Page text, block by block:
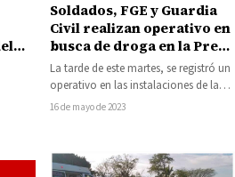
en
Soldados, FGE y Guardia
Civil realizan operativo en
busca de droga en la Prepa
2 de la UMSNH en Morelia
La tarde de este martes, se registró un
operativo en las instalaciones de la
preparatoria número 2 “Ingeniero…
16 de mayo de 2023